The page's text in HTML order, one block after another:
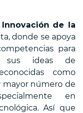
de la
donde se apoya
para
ideas de
como
mayor número de
en
Así que